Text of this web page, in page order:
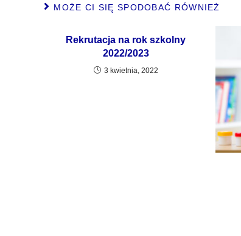
MOŻE CI SIĘ SPODOBAĆ RÓWNIEŻ
Rekrutacja na rok szkolny
2022/2023
3 kwietnia, 2022